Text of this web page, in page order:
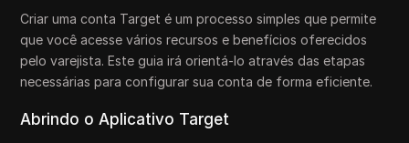
Criar uma conta Target é um processo simples que permite
que você acesse vários recursos e benefícios oferecidos
pelo varejista. Este guia irá orientá-lo através das etapas
necessárias para configurar sua conta de forma eficiente.
Abrindo o Aplicativo Target